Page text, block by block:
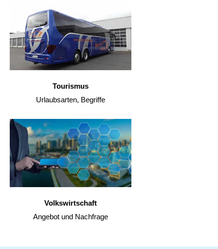
Tourismus
Urlaubsarten, Begriffe
Volkswirtschaft
Angebot und Nachfrage